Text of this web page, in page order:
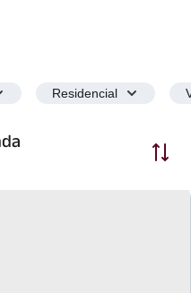
Residencial
Ordenar